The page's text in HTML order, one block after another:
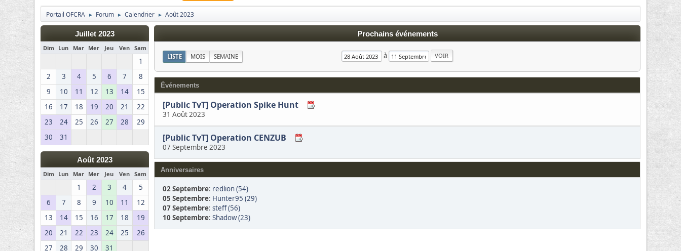
Portail OFCRA ► Forum ► Calendrier ► Août 2023
Juillet 2023
Dim Lun Mar Mer Jeu Ven Sam
1
2
3 4 5 6 7
8
9
10 11 12 13 14
15
16
17 18 19 20 21
22
23
24 25 26 27 28
29
30
31
Août 2023
Dim Lun Mar Mer Jeu Ven Sam
1 2 3 4
5
6
7 8 9 10 11
12
13
14 15 16 17 18
19
20
21 22 23 24 25
26
27
28 29 30 31
Prochains événements
LISTE MOIS SEMAINE à
Événements
[Public TvT] Operation Spike Hunt
31 Août 2023
[Public TvT] Operation CENZUB
07 Septembre 2023
Anniversaires
02 Septembre: redlion (54)
05 Septembre: Hunter95 (29)
07 Septembre:steff (56)
10 Septembre:Shadow (23)